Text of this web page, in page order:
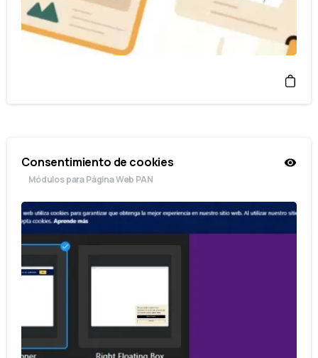
Consentimiento de cookies
Módulos para Página Web PAN